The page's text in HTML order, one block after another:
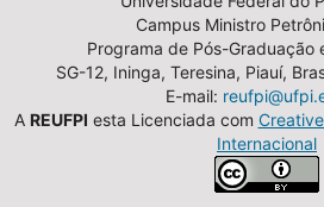
Campus Ministro
Programa de Pós-Graduação
SG-12, Ininga, Teresina, Piauí,
E-mail:
A REUFPI esta Licenciada com
Internacional